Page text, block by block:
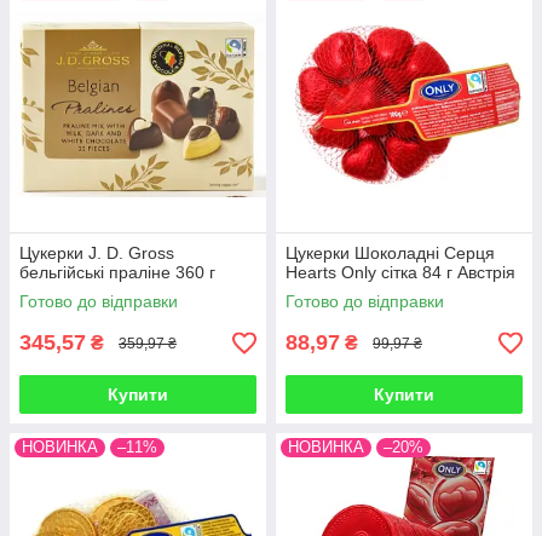
Цукерки J. D. Gross
бельгійські праліне 360 г
Готово до відправки
345,57 ₴ 359,97 ₴
Купити
Цукерки Шоколадні Серця
Hearts Only сітка 84 г Австрія
Готово до відправки
88,97 ₴ 99,97 ₴
Купити
НОВИНКА –11% НОВИНКА –20%